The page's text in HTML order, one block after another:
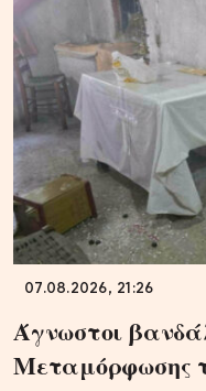
07.08.2026, 21:26
Άγνωστοι
Μεταμόρφωσης